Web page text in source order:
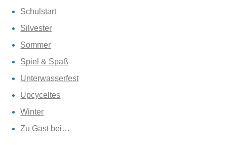
Schulstart
Silvester
Sommer
Spiel & Spaß
Unterwasserfest
Upcyceltes
Winter
Zu Gast bei…